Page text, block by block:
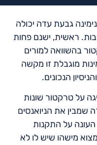
גבעת עדה יכולה
ראשית, ישנם פחות
בהשוואה למורים
מוגבלת זו מקשה
הנכונים.
על טרקטור שונות
שמבין את הניואנסים
על התקנות
מישהו שיש לו לא